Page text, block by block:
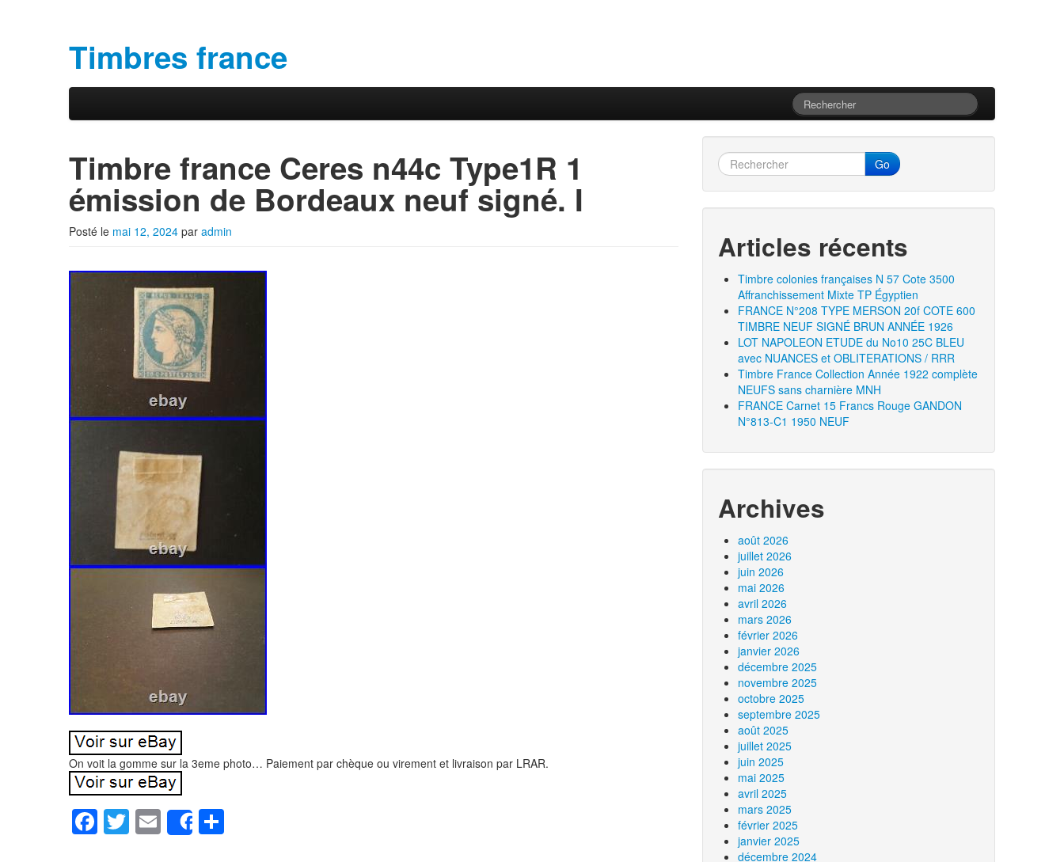
Timbres france
Menu principal
Timbre france Ceres n44c Type1R 1
émission de Bordeaux neuf signé. I
Posté le mai 12, 2024 par admin
On voit la gomme sur la 3eme photo… Paiement par chèque ou virement et livraison par LRAR.
F T E
m
Share
Go
Articles récents
Timbre colonies françaises N 57 Cote 3500
Affranchissement Mixte TP Égyptien
FRANCE N°208 TYPE MERSON 20f COTE 600
TIMBRE NEUF SIGNÉ BRUN ANNÉE 1926
LOT NAPOLEON ETUDE du No10 25C BLEU
avec NUANCES et OBLITERATIONS / RRR
Timbre France Collection Année 1922 complète
NEUFS sans charnière MNH
FRANCE Carnet 15 Francs Rouge GANDON
N°813-C1 1950 NEUF
Archives
août 2026
juillet 2026
juin 2026
mai 2026
avril 2026
mars 2026
février 2026
janvier 2026
décembre 2025
novembre 2025
octobre 2025
septembre 2025
août 2025
juillet 2025
juin 2025
mai 2025
avril 2025
mars 2025
février 2025
janvier 2025
décembre 2024